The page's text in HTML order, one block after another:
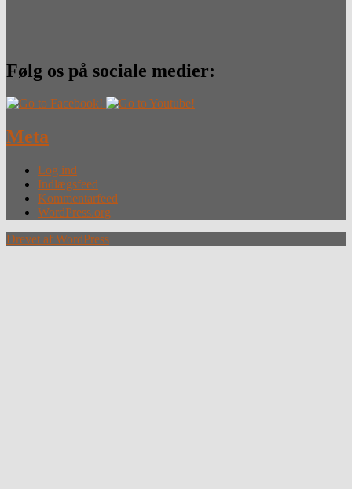
Følg os på sociale medier:
Meta
Log ind
Indlægsfeed
Kommentarfeed
WordPress.org
Drevet af WordPress